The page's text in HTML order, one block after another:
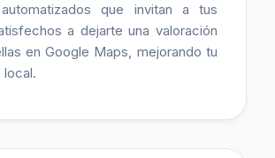
que invitan a tus
a dejarte una valoración
en Google Maps, mejorando tu
local.